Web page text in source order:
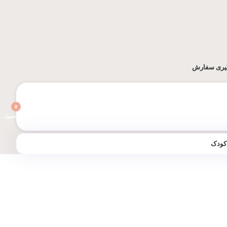
سفارش
0
محصول
کودک